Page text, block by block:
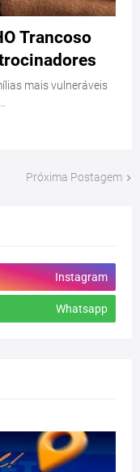
Trancoso
mais vulneráveis
Próxima Postagem
Instagram
Whatsapp